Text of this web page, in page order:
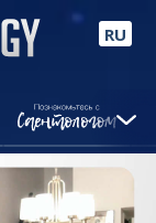
RU